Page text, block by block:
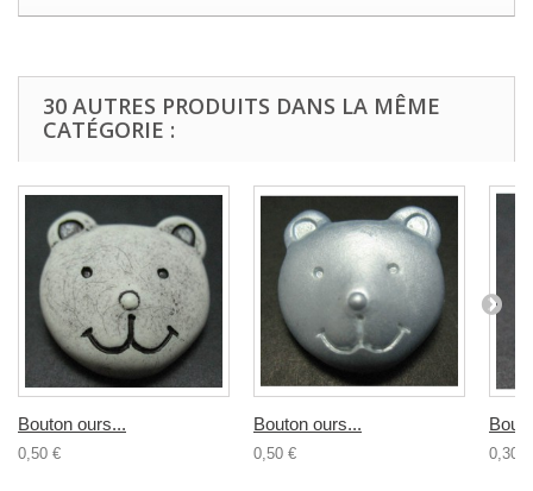
30 AUTRES PRODUITS DANS LA MÊME
CATÉGORIE :
Bouton ours...
0,50 €
Bouton ours...
0,50 € 0,30 €